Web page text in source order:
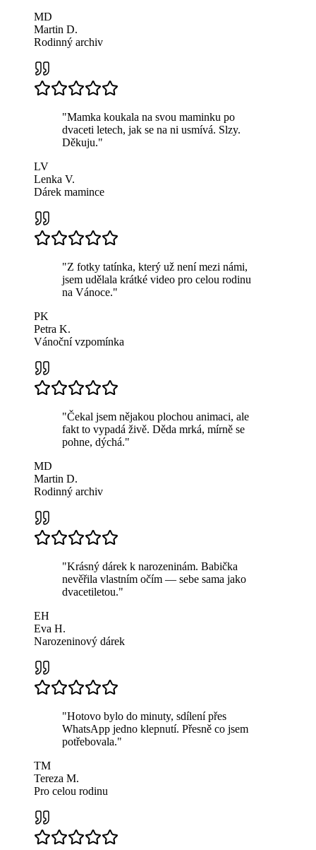
MD
Martin D.
Rodinný archiv
"Mamka koukala na svou maminku po
dvaceti letech, jak se na ni usmívá. Slzy.
Děkuju."
LV
Lenka V.
Dárek mamince
"Z fotky tatínka, který už není mezi námi,
jsem udělala krátké video pro celou rodinu
na Vánoce."
PK
Petra K.
Vánoční vzpomínka
"Čekal jsem nějakou plochou animaci, ale
fakt to vypadá živě. Děda mrká, mírně se
pohne, dýchá."
MD
Martin D.
Rodinný archiv
"Krásný dárek k narozeninám. Babička
nevěřila vlastním očím — sebe sama jako
dvacetiletou."
EH
Eva H.
Narozeninový dárek
"Hotovo bylo do minuty, sdílení přes
WhatsApp jedno klepnutí. Přesně co jsem
potřebovala."
TM
Tereza M.
Pro celou rodinu